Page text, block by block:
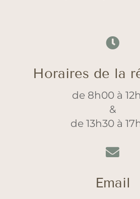

Horaires de la
de 8h00 à
&
de 13h30 à

Email